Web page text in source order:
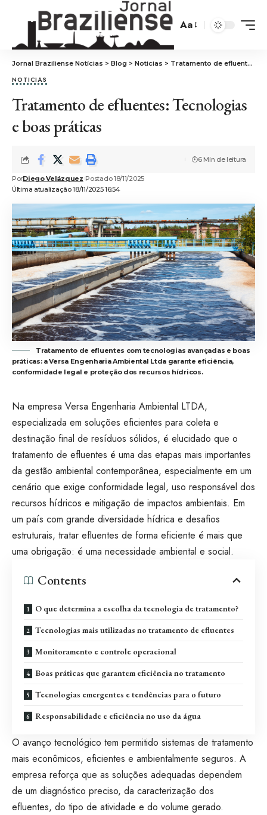
Aa
Jornal Braziliense Notícias > Blog > Noticias > Tratamento de efluentes: Tecnologias e boas práticas
NOTICIAS
Tratamento de efluentes: Tecnologias
e boas práticas
Última atualização 18/11/2025 16:54
PorDiego Velázquez Postado 18/11/2025
6 Min de leitura
Tratamento de efluentes com tecnologias avançadas e boas
práticas: a Versa Engenharia Ambiental Ltda garante eficiência,
conformidade legal e proteção dos recursos hídricos.
Na empresa Versa Engenharia Ambiental LTDA,
especializada em soluções eficientes para coleta e
destinação final de resíduos sólidos, é elucidado que o
tratamento de efluentes é uma das etapas mais importantes
da gestão ambiental contemporânea, especialmente em um
cenário que exige conformidade legal, uso responsável dos
recursos hídricos e mitigação de impactos ambientais. Em
um país com grande diversidade hídrica e desafios
estruturais, tratar efluentes de forma eficiente é mais que
uma obrigação: é uma necessidade ambiental e social.
Contents
O que determina a escolha da tecnologia de tratamento?
Tecnologias mais utilizadas no tratamento de efluentes
Monitoramento e controle operacional
Boas práticas que garantem eficiência no tratamento
Tecnologias emergentes e tendências para o futuro
Responsabilidade e eficiência no uso da água
O avanço tecnológico tem permitido sistemas de tratamento
mais econômicos, eficientes e ambientalmente seguros. A
empresa reforça que as soluções adequadas dependem
de um diagnóstico preciso, da caracterização dos
efluentes, do tipo de atividade e do volume gerado.